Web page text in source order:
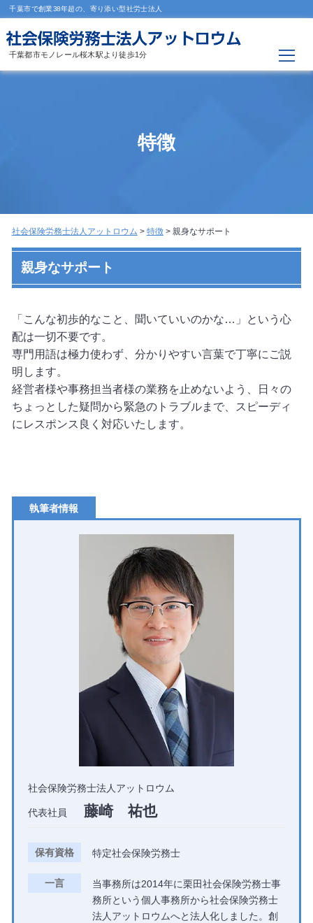
千葉市で創業38年超の、寄り添い型社労士法人
千葉都市モノレール桜木駅より徒歩1分
特徴
社会保険労務士法人アットロウム > 特徴> 親身なサポート
親身なサポート
「こんな初歩的なこと、聞いていいのかな…」という心
配は一切不要です。
専門用語は極力使わず、分かりやすい言葉で丁寧にご説
明します。
経営者様や事務担当者様の業務を止めないよう、日々の
ちょっとした疑問から緊急のトラブルまで、スピーディ
にレスポンス良く対応いたします。
執筆者情報
社会保険労務士法人アットロウム
代表社員 藤崎 祐也
保有資格 特定社会保険労務士
一言
当事務所は2014年に栗田社会保険労務士事
務所という個人事務所から社会保険労務士
法人アットロウムへと法人化しました。創